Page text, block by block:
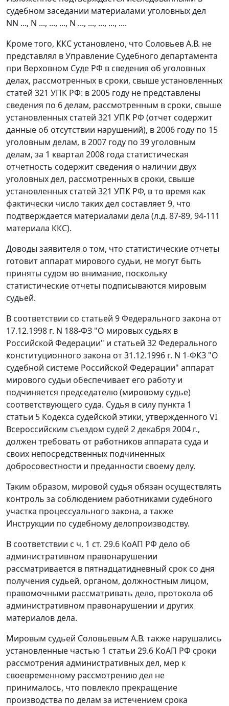
судебном заседании материалами уголовных дел
NN ..., N ..., ..., ..., N ..., ..., ..., ..., ....
Кроме того, ККС установлено, что Соловьев А.В. не
представлял в Управление Судебного департамента
при Верховном Суде РФ в сведения об уголовных
делах, рассмотренных в сроки, свыше установленных
статей 321 УПК РФ: в 2005 году не представлены
сведения по 6 делам, рассмотренным в сроки, свыше
установленных статей 321 УПК РФ (отчет содержит
данные об отсутствии нарушений), в 2006 году по 15
уголовным делам, в 2007 году по 39 уголовным
делам, за 1 квартал 2008 года статистическая
отчетность содержит сведения о наличии двух
уголовных дел, рассмотренных в сроки, свыше
установленных статей 321 УПК РФ, в то время как
фактически число таких дел составляет 9, что
подтверждается материалами дела (л.д. 87-89, 94-111
материала ККС).
Доводы заявителя о том, что статистические отчеты
готовит аппарат мирового судьи, не могут быть
приняты судом во внимание, поскольку
статистические отчеты подписываются мировым
судьей.
В соответствии со статьей 9Федерального закона от
17.12.1998 г. N 188-ФЗ "О мировых судьях в
Российской Федерации" и статьей 32Федерального
конституционного закона от 31.12.1996 г. N 1-ФКЗ "О
судебной системе Российской Федерации" аппарат
мирового судьи обеспечивает его работу и
подчиняется председателю (мировому судье)
соответствующего суда. Судья в силу пункта 1
статьи 5 Кодекса судейской этики, утвержденного VI
Всероссийским съездом судей 2 декабря 2004 г.,
должен требовать от работников аппарата суда и
своих непосредственных подчиненных
добросовестности и преданности своему делу.
Таким образом, мировой судья обязан осуществлять
контроль за соблюдением работниками судебного
участка процессуального закона, а также
Инструкции по судебному делопроизводству.
В соответствии с ч. 1 ст. 29.6 КоАП РФ дело об
административном правонарушении
рассматривается в пятнадцатидневный срок со дня
получения судьей, органом, должностным лицом,
правомочными рассматривать дело, протокола об
административном правонарушении и других
материалов дела.
Мировым судьей Соловьевым А.В. также нарушались
установленные частью 1 статьи 29.6 КоАП РФ сроки
рассмотрения административных дел, мер к
своевременному рассмотрению дел не
принималось, что повлекло прекращение
производства по делам за истечением срока